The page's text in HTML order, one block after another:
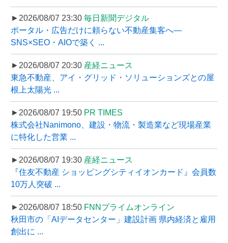
►2026/08/07 23:30 毎日新聞デジタル
ポータル・広告だけに頼らない不動産集客へ―
SNS×SEO・AIOで築く ...
►2026/08/07 20:30 産経ニュース
東急不動産、アイ・グリッド・ソリューションズとの屋
根上太陽光 ...
►2026/08/07 19:50 PR TIMES
株式会社Nanimono、建設・物流・製造業など現場産業
に特化した営業 ...
►2026/08/07 19:30 産経ニュース
『住友不動産 ショッピングシティイオンカード』会員数
10万人突破 ...
►2026/08/07 18:50 FNNプライムオンライン
秋田市の「AIデータセンター」建設計画 県内経済と雇用
創出に ...